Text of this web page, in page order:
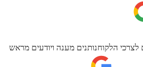
הלקוחנותנים מענה ויודעים מראש